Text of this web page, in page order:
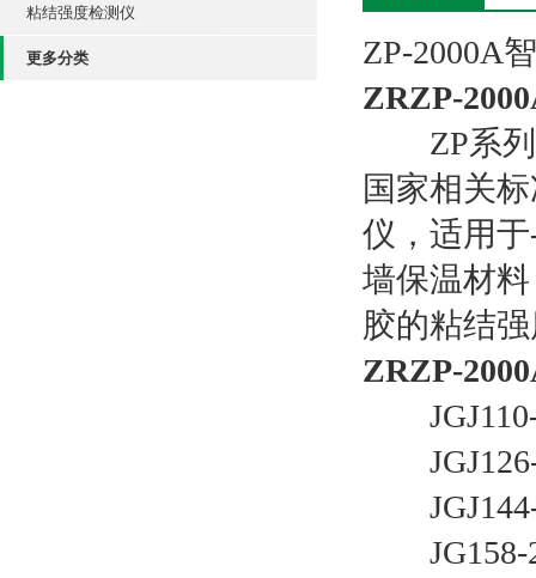
粘结强度检测仪
更多分类
ZP-2000A
ZRZP-
ZP系列
国家相关
仪，适用
墙保温材
胶的粘结
ZRZP-
JGJ110-
JGJ126-
JGJ144-
JG158-